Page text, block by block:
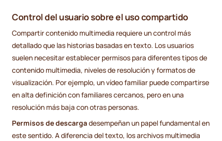
Control del usuario sobre el uso compartido
Compartir contenido multimedia requiere un control más
detallado que las historias basadas en texto. Los usuarios
suelen necesitar establecer permisos para diferentes tipos de
contenido multimedia, niveles de resolución y formatos de
visualización. Por ejemplo, un vídeo familiar puede compartirse
en alta definición con familiares cercanos, pero en una
resolución más baja con otras personas.
Permisos de descargadesempeñan un papel fundamental en
este sentido. A diferencia del texto, los archivos multimedia